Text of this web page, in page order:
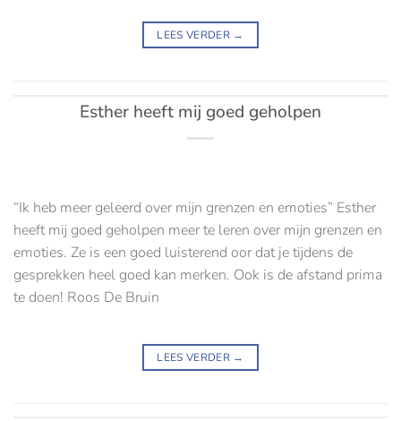
LEES VERDER →
Esther heeft mij goed geholpen
“Ik heb meer geleerd over mijn grenzen en emoties” Esther
heeft mij goed geholpen meer te leren over mijn grenzen en
emoties. Ze is een goed luisterend oor dat je tijdens de
gesprekken heel goed kan merken. Ook is de afstand prima
te doen! Roos De Bruin
LEES VERDER →